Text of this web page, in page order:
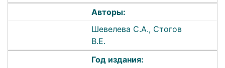
Авторы:
Шевелева С.А., Стогов
В.Е.
Год издания: